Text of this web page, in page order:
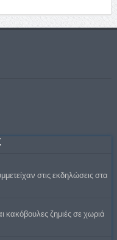
στις εκδηλώσεις στα
κακόβουλες ζημιές σε χωριά